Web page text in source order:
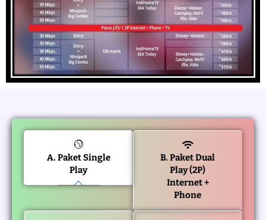
A. Paket Single
Play
B. Paket Dual
Play (2P)
Internet +
Phone